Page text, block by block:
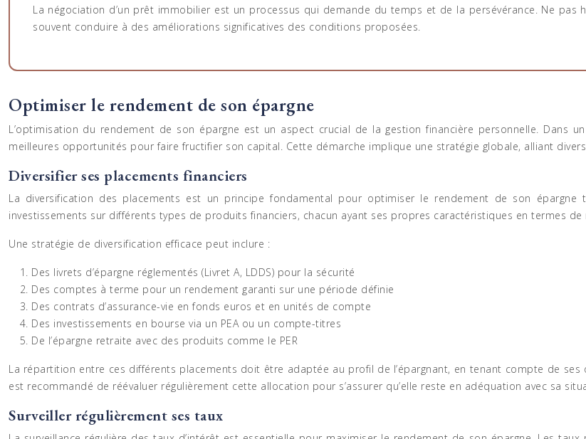
La négociation d’un prêt immobilier est un processus qui demande du temps et de la persévérance. Ne
souvent conduire à des améliorations significatives des conditions proposées.
Optimiser le rendement de son épargne
L’optimisation du rendement de son épargne est un aspect crucial de la gestion financière personnelle. Dans
meilleures opportunités pour faire fructifier son capital. Cette démarche implique une stratégie globale, alliant
Diversifier ses placements financiers
La diversification des placements est un principe fondamental pour optimiser le rendement de son
investissements sur différents types de produits financiers, chacun ayant ses propres caractéristiques en termes
Une stratégie de diversification efficace peut inclure :
Des livrets d’épargne réglementés (Livret A, LDDS) pour la sécurité
Des comptes à terme pour un rendement garanti sur une période définie
Des contrats d’assurance-vie en fonds euros et en unités de compte
Des investissements en bourse via un PEA ou un compte-titres
De l’épargne retraite avec des produits comme le PER
La répartition entre ces différents placements doit être adaptée au profil de l’épargnant, en tenant compte de
est recommandé de réévaluer régulièrement cette allocation pour s’assurer qu’elle reste en adéquation avec sa
Surveiller régulièrement ses taux